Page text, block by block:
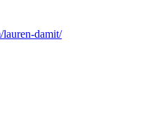
lauren-damit/